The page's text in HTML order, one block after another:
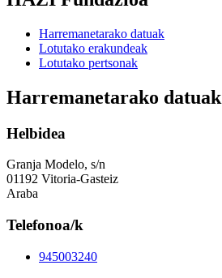
Harremanetarako datuak
Lotutako erakundeak
Lotutako pertsonak
Harremanetarako datuak
Helbidea
Granja Modelo, s/n
01192 Vitoria-Gasteiz
Araba
Telefonoa/k
945003240